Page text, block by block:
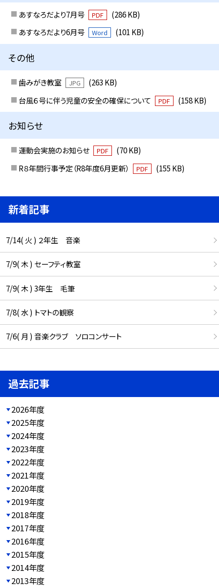
あすなろだより7月号 PDF
(286 KB)
あすなろだより6月号
Word (101 KB)
その他
歯みがき教室 JPG
(263 KB)
台風６号に伴う児童の安全の確保について
PDF (158 KB)
お知らせ
運動会実施のお知らせ PDF
(70 KB)
R８年間行事予定（R8年度6月更新）
PDF (155 KB)
新着記事
7/14( 火 ) ２年生 音楽
7/9( 木 ) セーフティ教室
7/9( 木 ) 3年生 毛筆
7/8( 水 ) トマトの観察
7/6( 月 ) 音楽クラブ ソロコンサート
過去記事
2026年度
2025年度
2024年度
2023年度
2022年度
2021年度
2020年度
2019年度
2018年度
2017年度
2016年度
2015年度
2014年度
2013年度